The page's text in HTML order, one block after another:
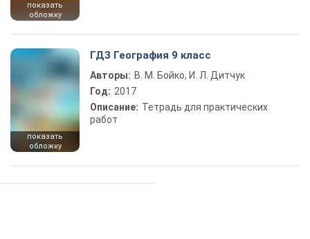
показать
обложку
показать
обложку
ГДЗ География 9 класс
Авторы: В. М. Бойко, И. Л. Дитчук
Год: 2017
Описание: Тетрадь для практических
работ